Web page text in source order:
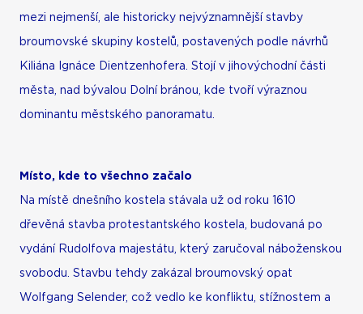
mezi nejmenší, ale historicky nejvýznamnější stavby
broumovské skupiny kostelů, postavených podle návrhů
Kiliána Ignáce Dientzenhofera. Stojí v jihovýchodní části
města, nad bývalou Dolní bránou, kde tvoří výraznou
dominantu městského panoramatu.
Místo, kde to všechno začalo
Na místě dnešního kostela stávala už od roku 1610
dřevěná stavba protestantského kostela, budovaná po
vydání Rudolfova majestátu, který zaručoval náboženskou
svobodu. Stavbu tehdy zakázal broumovský opat
Wolfgang Selender, což vedlo ke konfliktu, stížnostem a